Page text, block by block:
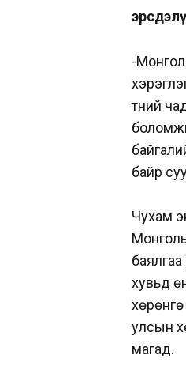
-
түүний
байр
Чухам
хувьд
улсын
магад.